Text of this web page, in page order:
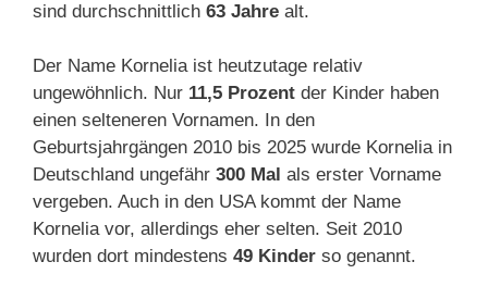
sind durchschnittlich 63 Jahre alt.
Der Name Kornelia ist heutzutage relativ
ungewöhnlich. Nur 11,5 Prozent der Kinder haben
einen selteneren Vornamen. In den
Geburtsjahrgängen 2010 bis 2025 wurde Kornelia in
Deutschland ungefähr 300 Mal als erster Vorname
vergeben. Auch in den USA kommt der Name
Kornelia vor, allerdings eher selten. Seit 2010
wurden dort mindestens 49 Kinder so genannt.